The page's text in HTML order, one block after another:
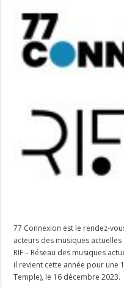
77 Connexion est le rendez-
acteurs des musiques
RIF – Réseau des musiques
il revient cette année pour une
Temple), le 16 décembre 2023.